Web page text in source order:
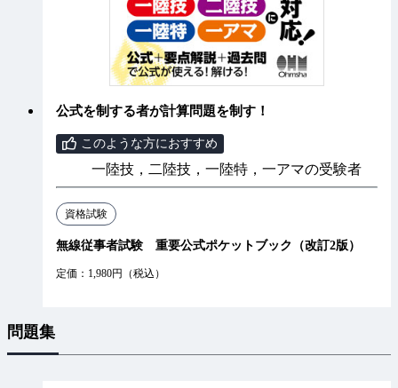
公式を制する者が計算問題を制す！
このような方におすすめ
一陸技，二陸技，一陸特，一アマの受験者
資格試験
無線従事者試験 重要公式ポケットブック（改訂2版）
定価：1,980円（税込）
問題集